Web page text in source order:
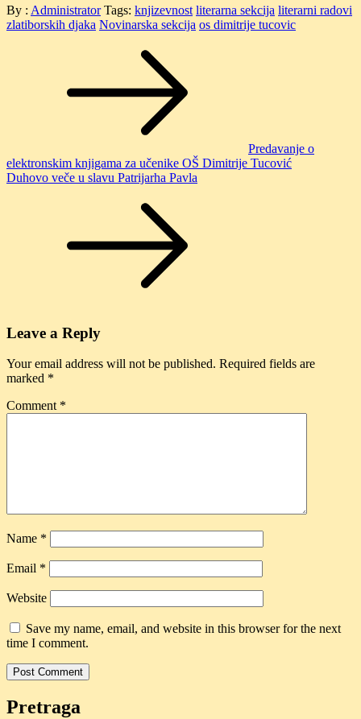
By : AdministratorTags: knjizevnost literarna sekcija literarni radovi
zlatiborskih djaka Novinarska sekcija os dimitrije tucovic
Predavanje o
elektronskim knjigama za učenike OŠ Dimitrije Tucović
Duhovo veče u slavu Patrijarha Pavla
Leave a Reply
Your email address will not be published. Required fields are
marked *
Comment *
Name *
Email *
Website
Save my name, email, and website in this browser for the next
time I comment.
Pretraga